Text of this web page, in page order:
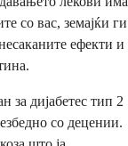
со вас, земајќи ги
ефекти и
дијабетес тип 2
со децении.